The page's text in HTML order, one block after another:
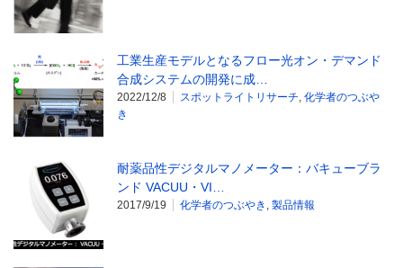
工業生産モデルとなるフロー光オン・デマンド
合成システムの開発に成…
2022/12/8 スポットライトリサーチ, 化学者のつぶや
き
耐薬品性デジタルマノメーター：バキューブラ
ンド VACUU・VI…
2017/9/19 化学者のつぶやき , 製品情報